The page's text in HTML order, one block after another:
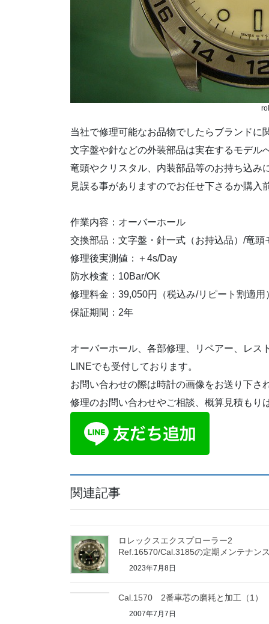
当社で修理可能なお品物でしたらブランドに
文字盤や針などの外装部品は実在するモデル
竜頭やクリスタル、内装部品等のお持ち込み
見誤る事がありますのでお任せ下さるか購
作業内容：オーバーホール
交換部品：文字盤・針一式（お持込品）/竜
修理後実測値：＋4s/Day
防水検査：10Bar/OK
修理料金：39,050円（税込み/リピート割適用
保証期間：2年
オーバーホール、各部修理、リペアー、レス
LINEでも受付しております。
お問い合わせの際は時計の画像をお送り下さ
修理のお問い合わせやご相談、概算見積もり
関連記事
ロレックスエクスプローラー2
Ref.16570/Cal.3185の定期メンテナン
2023年7月8日
Cal.1570 2番車芯の磨耗と加工（1）
2007年7月7日